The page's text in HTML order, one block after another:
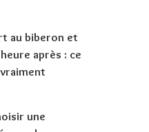
au biberon et
après : ce
une